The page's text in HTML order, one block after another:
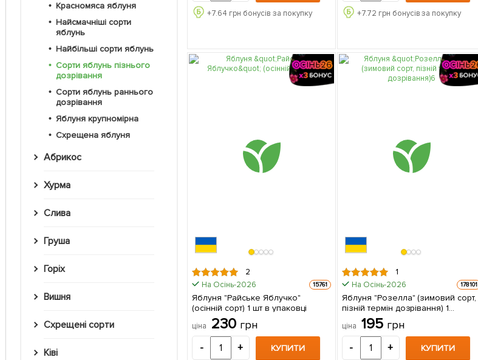
Красномяса яблуня
Найсмачніші сорти
яблунь
Найбільші сорти яблунь
Сорти яблунь пізнього
дозрівання
Сорти яблунь раннього
дозрівання
Яблуня крупномірна
Схрещена яблуня
Абрикос
Хурма
Слива
Груша
Горіх
Вишня
Схрещені сорти
Ківі
+7.64 грн бонусів за покупку +7.72 грн бонусів за покупку
2
На Осінь-2026 15761
Яблуня "Райське Яблучко"
(осінній сорт) 1 шт в упаковці
ціна 230 грн
- + КУПИТИ
1
На Осінь-2026 178101
Яблуня "Розелла" (зимовий сорт,
пізній термін дозрівання) 1
саджанець в упаковці
ціна 195 грн
- + КУПИТИ